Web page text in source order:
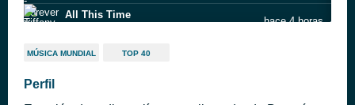
All This Time
hace 4 horas
Why Don't You Get A Job
MÚSICA MUNDIAL TOP 40
Perfil